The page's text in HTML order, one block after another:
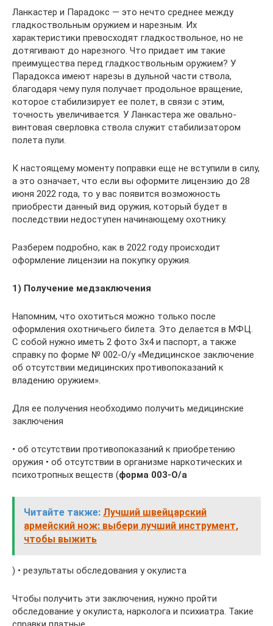
Ланкастер и Парадокс — это нечто среднее между
гладкоствольным оружием и нарезным. Их
характеристики превосходят гладкоствольное, но не
дотягивают до нарезного. Что придает им такие
преимущества перед гладкоствольным оружием? У
Парадокса имеют нарезы в дульной части ствола,
благодаря чему пуля получает продольное вращение,
которое стабилизирует ее полет, в связи с этим,
точность увеличивается. У Ланкастера же овально-
винтовая сверловка ствола служит стабилизатором
полета пули.
К настоящему моменту поправки еще не вступили в силу,
а это означает, что если вы оформите лицензию до 28
июня 2022 года, то у вас появится возможность
приобрести данный вид оружия, который будет в
последствии недоступен начинающему охотнику.
Разберем подробно, как в 2022 году происходит
оформление лицензии на покупку оружия.
1) Получение медзаключения
Напомним, что охотиться можно только после
оформления охотничьего билета. Это делается в МФЦ.
С собой нужно иметь 2 фото 3х4 и паспорт, а также
справку по форме № 002-О/у «Медицинское заключение
об отсутствии медицинских противопоказаний к
владению оружием».
Для ее получения необходимо получить медицинские
заключения
• об отсутствии противопоказаний к приобретению
оружия • об отсутствии в организме наркотических и
психотропных веществ (форма 003-О/а
Читайте также: Лучший швейцарский
армейский нож: выбери лучший инструмент,
чтобы выжить
) • результаты обследования у окулиста
Чтобы получить эти заключения, нужно пройти
обследование у окулиста, нарколога и психиатра. Такие